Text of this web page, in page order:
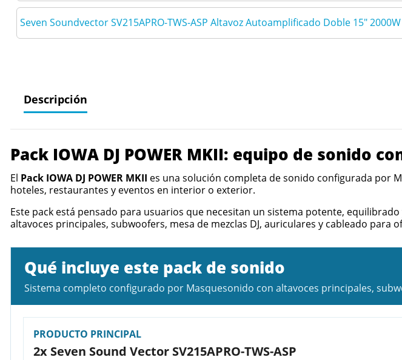
Seven Soundvector SV215APRO-TWS-ASP Altavoz Autoamplificado Doble 15"
Descripción
Pack IOWA DJ POWER MKII: equipo de sonido
El Pack IOWA DJ POWER MKII es una solución completa de sonido configurada por
hoteles, restaurantes y eventos en interior o exterior.
Este pack está pensado para usuarios que necesitan un sistema potente,
altavoces principales, subwoofers, mesa de mezclas DJ, auriculares y cableado
Qué incluye este pack de sonido
Sistema completo configurado por Masquesonido con altavoces principales,
PRODUCTO PRINCIPAL
2x Seven Sound Vector SV215APRO-TWS-ASP